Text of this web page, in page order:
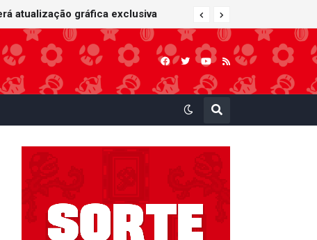
atualização gráfica exclusiva
Kart: Super Circuit (GBA)